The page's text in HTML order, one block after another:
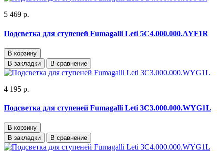
5 469 р.
Подсветка для ступеней Fumagalli Leti 5C4.000.000.AYF1R
В корзину
В закладки
В сравнение
4 195 р.
Подсветка для ступеней Fumagalli Leti 3C3.000.000.WYG1L
В корзину
В закладки
В сравнение